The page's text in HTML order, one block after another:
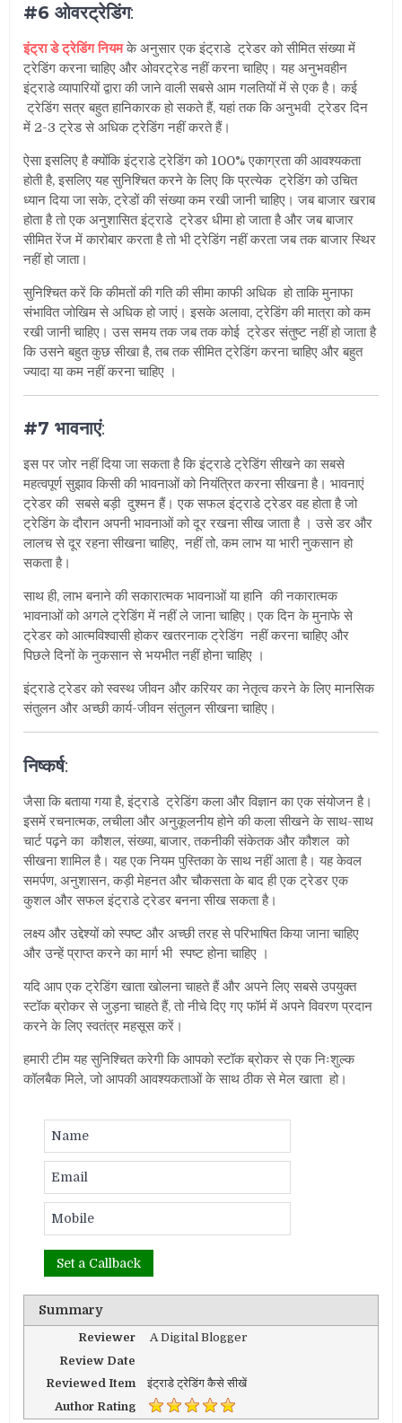
#6 ओवरट्रेडिंग:
इंट्रा डे ट्रेडिंग नियमके अनुसार एक इंट्राडे ट्रेडर को सीमित संख्या में
ट्रेडिंग करना चाहिए और ओवरट्रेड नहीं करना चाहिए। यह अनुभवहीन
इंट्राडे व्यापारियों द्वारा की जाने वाली सबसे आम गलतियों में से एक है। कई
ट्रेडिंग सत्र बहुत हानिकारक हो सकते हैं, यहां तक ​​कि अनुभवी ट्रेडर दिन
में 2-3 ट्रेड से अधिक ट्रेडिंग नहीं करते हैं।
ऐसा इसलिए है क्योंकि इंट्राडे ट्रेडिंग को 100% एकाग्रता की आवश्यकता
होती है, इसलिए यह सुनिश्चित करने के लिए कि प्रत्येक ट्रेडिंग को उचित
ध्यान दिया जा सके, ट्रेडों की संख्या कम रखी जानी चाहिए। जब बाजार खराब
होता है तो एक अनुशासित इंट्राडे ट्रेडर धीमा हो जाता है और जब बाजार
सीमित रेंज में कारोबार करता है तो भी ट्रेडिंग नहीं करता जब तक बाजार स्थिर
नहीं हो जाता।
सुनिश्चित करें कि कीमतों की गति की सीमा काफी अधिक हो ताकि मुनाफा
संभावित जोखिम से अधिक हो जाएं। इसके अलावा, ट्रेडिंग की मात्रा को कम
रखी जानी चाहिए। उस समय तक जब तक कोई ट्रेडर संतुष्ट नहीं हो जाता है
कि उसने बहुत कुछ सीखा है, तब तक सीमित ट्रेडिंग करना चाहिए और बहुत
ज्यादा या कम नहीं करना चाहिए ।
#7 भावनाएं:
इस पर जोर नहीं दिया जा सकता है कि इंट्राडे ट्रेडिंग सीखने का सबसे
महत्वपूर्ण सुझाव किसी की भावनाओं को नियंत्रित करना सीखना है। भावनाएं
ट्रेडर की सबसे बड़ी दुश्मन हैं। एक सफल इंट्राडे ट्रेडर वह होता है जो
ट्रेडिंग के दौरान अपनी भावनाओं को दूर रखना सीख जाता है । उसे डर और
लालच से दूर रहना सीखना चाहिए, नहीं तो, कम लाभ या भारी नुकसान हो
सकता है।
साथ ही, लाभ बनाने की सकारात्मक भावनाओं या हानि की नकारात्मक
भावनाओं को अगले ट्रेडिंग में नहीं ले जाना चाहिए। एक दिन के मुनाफे से
ट्रेडर को आत्मविश्वासी होकर खतरनाक ट्रेडिंग नहीं करना चाहिए और
पिछले दिनों के नुकसान से भयभीत नहीं होना चाहिए ।
इंट्राडे ट्रेडर को स्वस्थ जीवन और करियर का नेतृत्व करने के लिए मानसिक
संतुलन और अच्छी कार्य-जीवन संतुलन सीखना चाहिए।
निष्कर्ष:
जैसा कि बताया गया है, इंट्राडे ट्रेडिंग कला और विज्ञान का एक संयोजन है।
इसमें रचनात्मक, लचीला और अनुकूलनीय होने की कला सीखने के साथ-साथ
चार्ट पढ़ने का कौशल, संख्या, बाजार, तकनीकी संकेतक और कौशल को
सीखना शामिल है। यह एक नियम पुस्तिका के साथ नहीं आता है। यह केवल
समर्पण, अनुशासन, कड़ी मेहनत और चौकसता के बाद ही एक ट्रेडर एक
कुशल और सफल इंट्राडे ट्रेडर बनना सीख सकता है।
लक्ष्य और उद्देश्यों को स्पष्ट और अच्छी तरह से परिभाषित किया जाना चाहिए
और उन्हें प्राप्त करने का मार्ग भी स्पष्ट होना चाहिए ।
यदि आप एक ट्रेडिंग खाता खोलना चाहते हैं और अपने लिए सबसे उपयुक्त
स्टॉक ब्रोकर से जुड़ना चाहते हैं, तो नीचे दिए गए फॉर्म में अपने विवरण प्रदान
करने के लिए स्वतंत्र महसूस करें।
हमारी टीम यह सुनिश्चित करेगी कि आपको स्टॉक ब्रोकर से एक निःशुल्क
कॉलबैक मिले, जो आपकी आवश्यकताओं के साथ ठीक से मेल खाता हो।
Summary
Reviewer
A Digital Blogger
Review Date
Reviewed Item
इंट्राडे ट्रेडिंग कैसे सीखें
Author Rating